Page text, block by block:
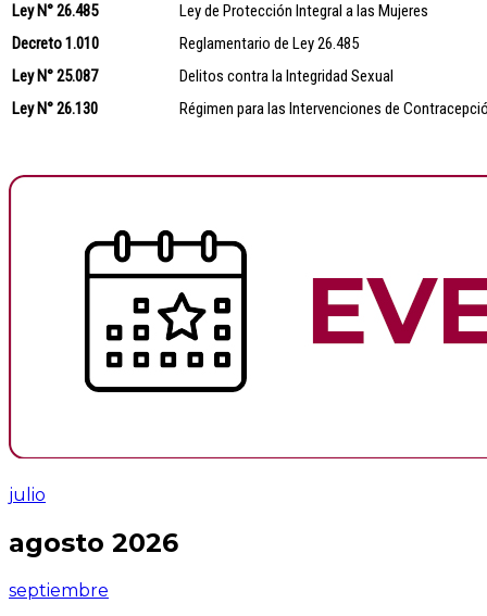
Ley N° 26.485
Ley de Protección Integral a las Mujeres
Decreto 1.010
Reglamentario de Ley 26.485
Ley N° 25.087
Delitos contra la Integridad Sexual
Ley N° 26.130
Régimen para las Intervenciones de
julio
agosto 2026
septiembre